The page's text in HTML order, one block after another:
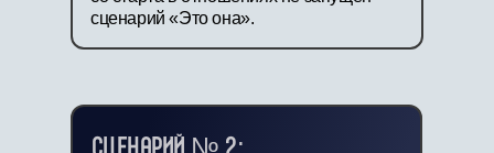
сценарий «Это она».